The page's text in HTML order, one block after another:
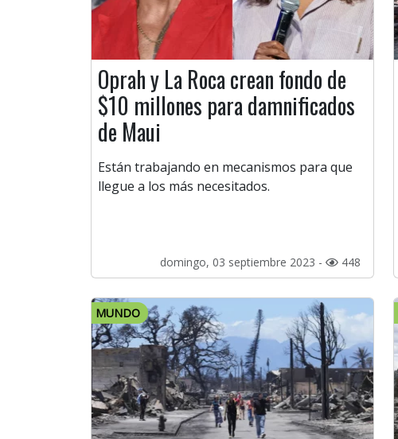
Oprah y La Roca crean fondo de
$10 millones para damnificados
de Maui
Están trabajando en mecanismos para que
llegue a los más necesitados.
domingo, 03 septiembre 2023 - 448
MUNDO